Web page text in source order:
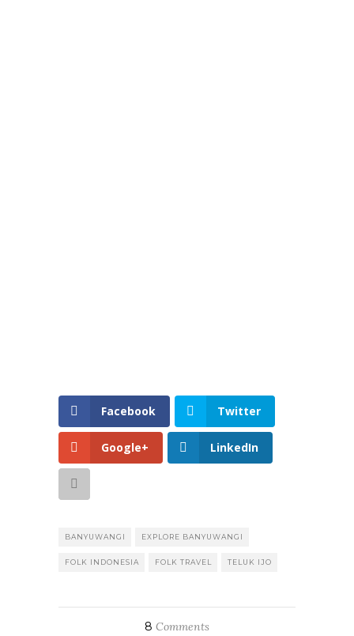
Facebook Twitter
Google+ LinkedIn
BANYUWANGI EXPLORE BANYUWANGI
FOLK INDONESIA FOLK TRAVEL TELUK IJO
8 Comments